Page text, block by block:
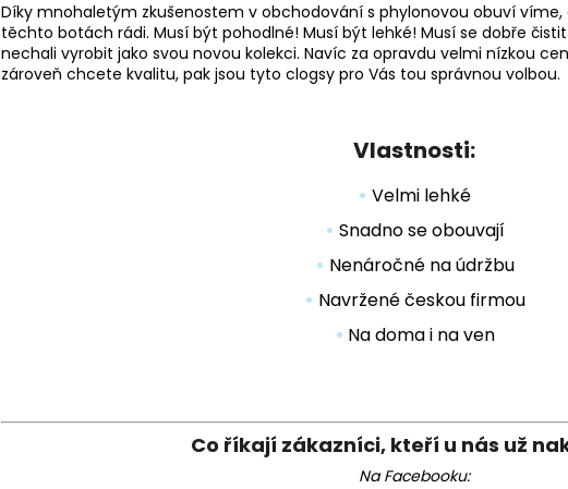
Díky mnohaletým zkušenostem v obchodování s phylonovou obuví
těchto botách rádi. Musí být pohodlné! Musí být lehké! Musí se dobře
nechali vyrobit jako svou novou kolekci. Navíc za opravdu velmi nízkou
zároveň chcete kvalitu, pak jsou tyto clogsy pro Vás tou správnou volbou.
Vlastnosti:
• Velmi lehké
• Snadno se obouvají
• Nenáročné na údržbu
• Navržené českou firmou
• Na doma i na ven
Co říkají zákazníci, kteří u nás už
Na Facebooku: